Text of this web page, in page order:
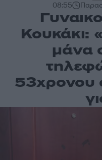
08:55
Κουκάκι:
μάνα
53χρονου